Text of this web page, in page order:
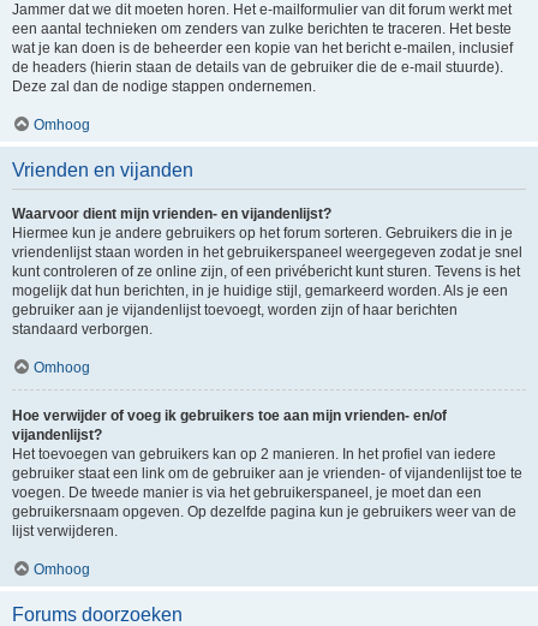
Jammer dat we dit moeten horen. Het e-mailformulier van dit forum werkt met
een aantal technieken om zenders van zulke berichten te traceren. Het beste
wat je kan doen is de beheerder een kopie van het bericht e-mailen, inclusief
de headers (hierin staan de details van de gebruiker die de e-mail stuurde).
Deze zal dan de nodige stappen ondernemen.
Omhoog
Vrienden en vijanden
Waarvoor dient mijn vrienden- en vijandenlijst?
Hiermee kun je andere gebruikers op het forum sorteren. Gebruikers die in je
vriendenlijst staan worden in het gebruikerspaneel weergegeven zodat je snel
kunt controleren of ze online zijn, of een privébericht kunt sturen. Tevens is het
mogelijk dat hun berichten, in je huidige stijl, gemarkeerd worden. Als je een
gebruiker aan je vijandenlijst toevoegt, worden zijn of haar berichten
standaard verborgen.
Omhoog
Hoe verwijder of voeg ik gebruikers toe aan mijn vrienden- en/of
vijandenlijst?
Het toevoegen van gebruikers kan op 2 manieren. In het profiel van iedere
gebruiker staat een link om de gebruiker aan je vrienden- of vijandenlijst toe te
voegen. De tweede manier is via het gebruikerspaneel, je moet dan een
gebruikersnaam opgeven. Op dezelfde pagina kun je gebruikers weer van de
lijst verwijderen.
Omhoog
Forums doorzoeken